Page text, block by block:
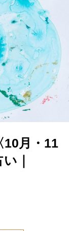
10月・11
｜